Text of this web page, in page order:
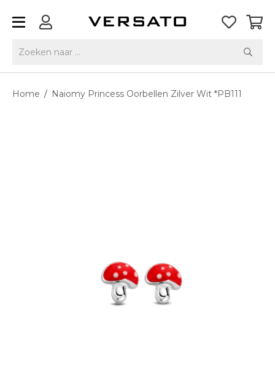
Home / Naiomy Princess Oorbellen Zilver Wit *PB111